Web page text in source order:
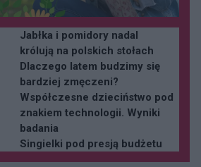
Jabłka i pomidory nadal
królują na polskich stołach
Dlaczego latem budzimy się
bardziej zmęczeni?
Współczesne dzieciństwo pod
znakiem technologii. Wyniki
badania
Singielki pod presją budżetu